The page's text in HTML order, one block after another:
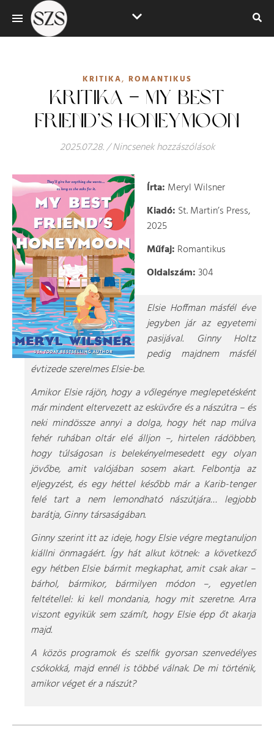
KRITIKA, ROMANTIKUS
KRITIKA – MY BEST
FRIEND’S HONEYMOON
2025.07.28./ Nincsenek hozzászólások
Írta: Meryl Wilsner
Kiadó: St. Martin’s Press,
2025
Műfaj: Romantikus
Oldalszám:304
Elsie Hoffman másfél éve
jegyben jár az egyetemi
pasijával. Ginny Holtz
pedig majdnem másfél
évtizede szerelmes Elsie-be.
Amikor Elsie rájön, hogy a vőlegénye meglepetésként
már mindent eltervezett az esküvőre és a nászútra – és
neki mindössze annyi a dolga, hogy hét nap múlva
fehér ruhában oltár elé álljon –, hirtelen rádöbben,
hogy túlságosan is belekényelmesedett egy olyan
jövőbe, amit valójában sosem akart. Felbontja az
eljegyzést, és egy héttel később már a Karib-tenger
felé tart a nem lemondható nászútjára… legjobb
barátja, Ginny társaságában.
Ginny szerint itt az ideje, hogy Elsie végre megtanuljon
kiállni önmagáért. Így hát alkut kötnek: a következő
egy hétben Elsie bármit megkaphat, amit csak akar –
bárhol, bármikor, bármilyen módon –, egyetlen
feltétellel: ki kell mondania, hogy mit szeretne. Arra
viszont egyikük sem számít, hogy Elsie épp őt akarja
majd.
A közös programok és szelfik gyorsan szenvedélyes
csókokká, majd ennél is többé válnak. De mi történik,
amikor véget ér a nászút?